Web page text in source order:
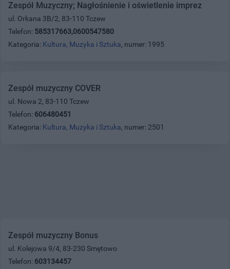
Zespół Muzyczny; Nagłośnienie i oświetlenie imprez
ul. Orkana 3B/2, 83-110 Tczew
Telefon: 585317663,0600547580
Kategoria: Kultura, Muzyka i Sztuka, numer: 1995
Zespół muzyczny COVER
ul. Nowa 2, 83-110 Tczew
Telefon: 606480451
Kategoria: Kultura, Muzyka i Sztuka, numer: 2501
Zespół muzyczny Bonus
ul. Kolejowa 9/4, 83-230 Smętowo
Telefon: 603134457